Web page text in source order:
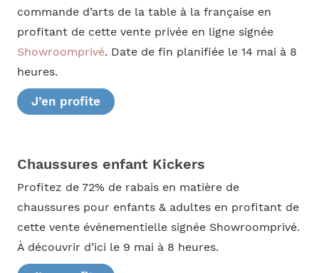
commande d’arts de la table à la française en
profitant de cette vente privée en ligne signée
Showroomprivé. Date de fin planifiée le 14 mai à 8
heures.
J’en profite
Chaussures enfant Kickers
Profitez de 72% de rabais en matière de
chaussures pour enfants & adultes en profitant de
cette vente événementielle signée Showroomprivé.
À découvrir d’ici le 9 mai à 8 heures.